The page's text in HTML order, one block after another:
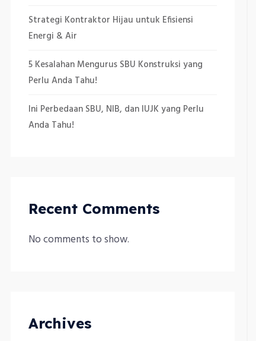
Strategi Kontraktor Hijau untuk Efisiensi
Energi & Air
5 Kesalahan Mengurus SBU Konstruksi yang
Perlu Anda Tahu!
Ini Perbedaan SBU, NIB, dan IUJK yang Perlu
Anda Tahu!
Recent Comments
No comments to show.
Archives